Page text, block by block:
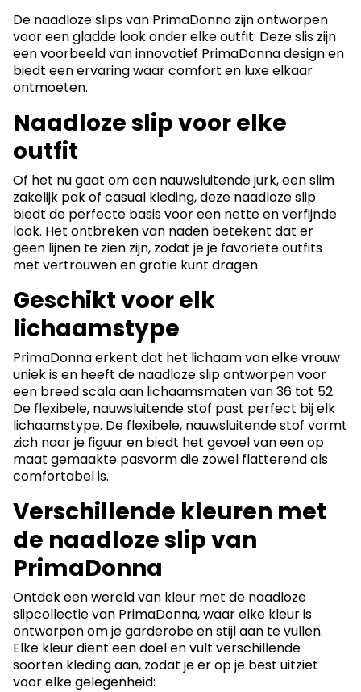
De naadloze slips van PrimaDonna zijn ontworpen
voor een gladde look onder elke outfit. Deze slis zijn
een voorbeeld van innovatief PrimaDonna design en
biedt een ervaring waar comfort en luxe elkaar
ontmoeten.
Naadloze slip voor elke
outfit
Of het nu gaat om een nauwsluitende jurk, een slim
zakelijk pak of casual kleding, deze naadloze slip
biedt de perfecte basis voor een nette en verfijnde
look. Het ontbreken van naden betekent dat er
geen lijnen te zien zijn, zodat je je favoriete outfits
met vertrouwen en gratie kunt dragen.
Geschikt voor elk
lichaamstype
PrimaDonna erkent dat het lichaam van elke vrouw
uniek is en heeft de naadloze slip ontworpen voor
een breed scala aan lichaamsmaten van 36 tot 52.
De flexibele, nauwsluitende stof past perfect bij elk
lichaamstype. De flexibele, nauwsluitende stof vormt
zich naar je figuur en biedt het gevoel van een op
maat gemaakte pasvorm die zowel flatterend als
comfortabel is.
Verschillende kleuren met
de naadloze slip van
PrimaDonna
Ontdek een wereld van kleur met de naadloze
slipcollectie van PrimaDonna, waar elke kleur is
ontworpen om je garderobe en stijl aan te vullen.
Elke kleur dient een doel en vult verschillende
soorten kleding aan, zodat je er op je best uitziet
voor elke gelegenheid: